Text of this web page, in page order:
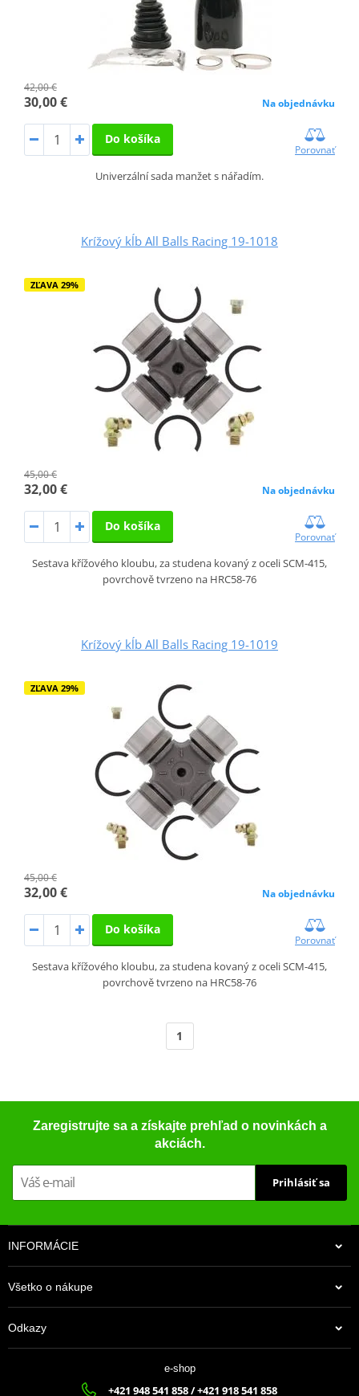
42,00 €
30,00 € Na objednávku
Do košíka
Porovnať
Univerzální sada manžet s nářadím.
Krížový kĺb All Balls Racing 19-1018
ZĽAVA 29%
45,00 €
32,00 € Na objednávku
Do košíka
Porovnať
Sestava křížového kloubu, za studena kovaný z oceli SCM-415,
povrchově tvrzeno na HRC58-76
Krížový kĺb All Balls Racing 19-1019
ZĽAVA 29%
45,00 €
32,00 € Na objednávku
Do košíka
Porovnať
Sestava křížového kloubu, za studena kovaný z oceli SCM-415,
povrchově tvrzeno na HRC58-76
1
Zaregistrujte sa a získajte prehľad o novinkách a
akciách.
Prihlásiť sa
INFORMÁCIE
Všetko o nákupe
Odkazy
e-shop
+421 948 541 858 / +421 918 541 858